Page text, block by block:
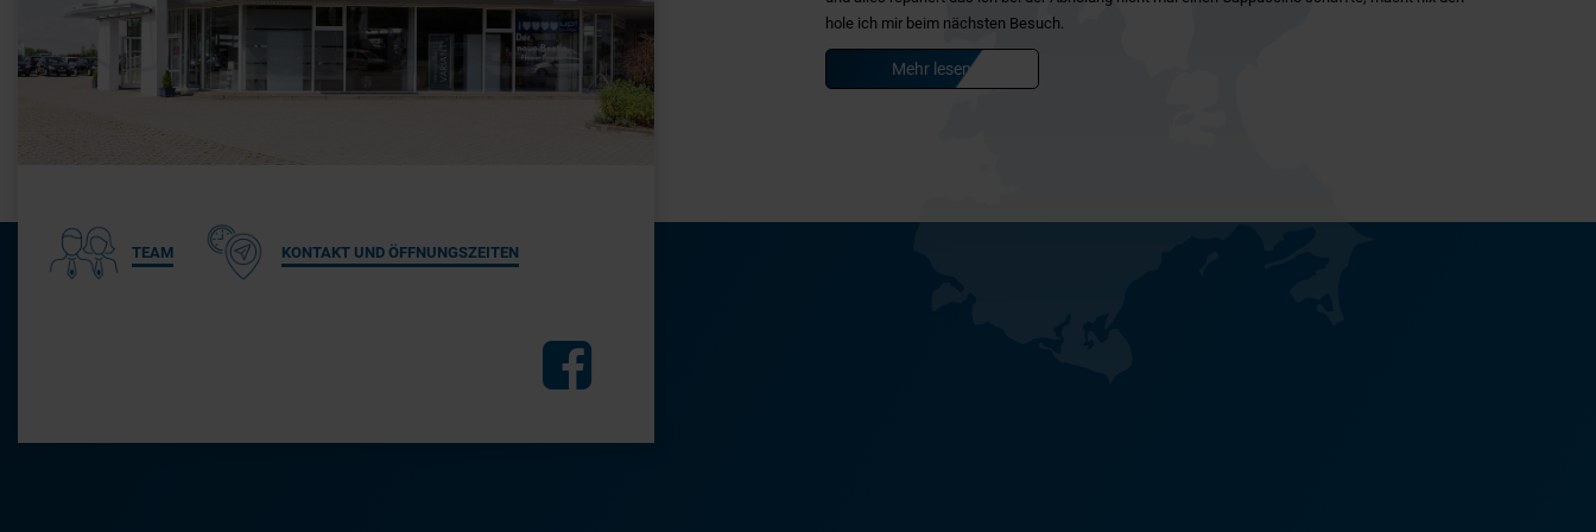
TEAM KONTAKT UND ÖFFNUNGSZEITEN
hole ich mir beim nächsten Besuch.
Mehr lesen